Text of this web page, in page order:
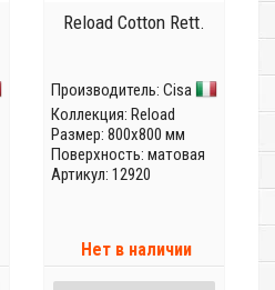
Reload Cotton Rett.
Производитель: Cisa
Коллекция: Reload
Размер: 800x800 мм
Поверхность: матовая
Артикул: 12920
Нет в наличии